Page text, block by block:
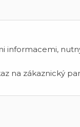
informacemi,
na zákaznický